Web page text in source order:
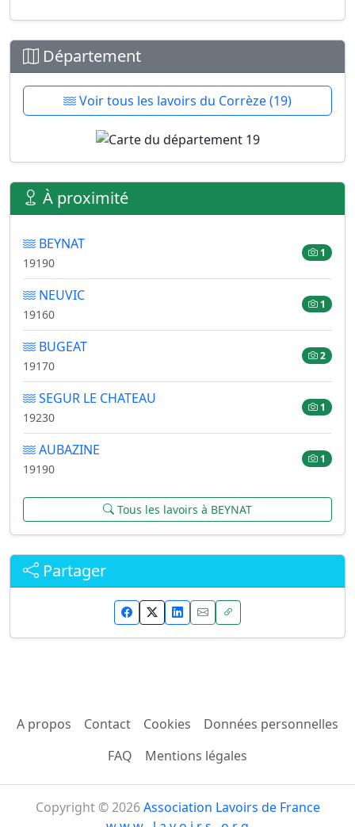
Département
Voir tous les lavoirs du Corrèze (19)
À proximité
BEYNAT
19190
1
NEUVIC
19160
1
BUGEAT
19170
2
SEGUR LE CHATEAU
19230
1
AUBAZINE
19190
1
Tous les lavoirs à BEYNAT
Partager
A propos Contact Cookies
Données personnelles
FAQ
Mentions légales
Copyright © 2026Association Lavoirs de France